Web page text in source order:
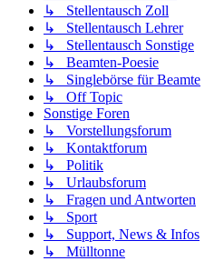
↳ Stellentausch Zoll
↳ Stellentausch Lehrer
↳ Stellentausch Sonstige
↳ Beamten-Poesie
↳ Singlebörse für Beamte
↳ Off Topic
Sonstige Foren
↳ Vorstellungsforum
↳ Kontaktforum
↳ Politik
↳ Urlaubsforum
↳ Fragen und Antworten
↳ Sport
↳ Support, News & Infos
↳ Mülltonne